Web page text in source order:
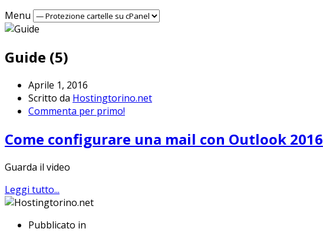
Menu
Guide (5)
Aprile 1, 2016
Scritto da Hostingtorino.net
Commenta per primo!
Come configurare una mail con Outlook 2016
Guarda il video
Leggi tutto...
Pubblicato in